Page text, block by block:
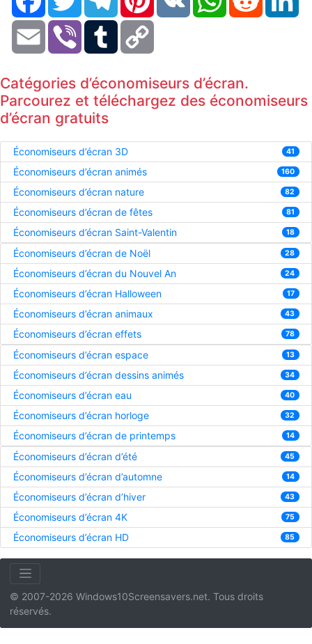
Email Viber Tumblr
Catégories d’économiseurs d’écran.
Parcourez et téléchargez des économiseurs
d’écran gratuits
Économiseurs d’écran 3D 41
Économiseurs d’écran animés 160
Économiseurs d’écran nature 82
Économiseurs d’écran de fêtes 81
Économiseurs d’écran Saint-Valentin 18
Économiseurs d’écran de Noël 28
Économiseurs d’écran du Nouvel An 24
Économiseurs d’écran Halloween 17
Économiseurs d’écran animaux 43
Économiseurs d’écran effets 78
Économiseurs d’écran espace 13
Économiseurs d’écran dessins animés 34
Économiseurs d’écran eau 40
Économiseurs d’écran horloge 32
Économiseurs d’écran de printemps 14
Économiseurs d’écran d’été 45
Économiseurs d’écran d’automne 14
Économiseurs d’écran d’hiver 43
Économiseurs d’écran 4K 75
Économiseurs d’écran HD 85
© 2007-2026 Windows10Screensavers.net. Tous droits
réservés.